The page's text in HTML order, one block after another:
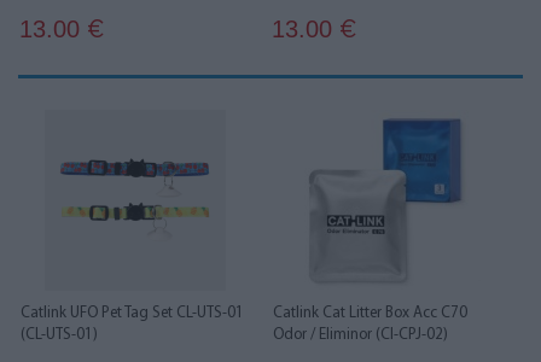
13.00 € 13.00 €
Catlink UFO Pet Tag Set CL-UTS-01
(CL-UTS-01)
Catlink Cat Litter Box Acc C70
Odor / Eliminor (Cl-CPJ-02)